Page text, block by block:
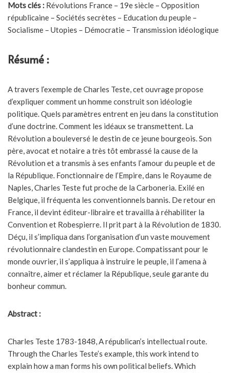
Mots clés : Révolutions France – 19e siècle – Opposition
républicaine – Sociétés secrètes – Education du peuple –
Socialisme – Utopies – Démocratie – Transmission idéologique
Résumé :
A travers l’exemple de Charles Teste, cet ouvrage propose
d’expliquer comment un homme construit son idéologie
politique. Quels paramètres entrent en jeu dans la constitution
d’une doctrine. Comment les idéaux se transmettent. La
Révolution a bouleversé le destin de ce jeune bourgeois. Son
père, avocat et notaire a très tôt embrassé la cause de la
Révolution et a transmis à ses enfants l’amour du peuple et de
la République. Fonctionnaire de l’Empire, dans le Royaume de
Naples, Charles Teste fut proche de la Carboneria. Exilé en
Belgique, il fréquenta les conventionnels bannis. De retour en
France, il devint éditeur-libraire et travailla à réhabiliter la
Convention et Robespierre. Il prit part à la Révolution de 1830.
Déçu, il s’impliqua dans l’organisation d’un vaste mouvement
révolutionnaire clandestin en Europe. Compatissant pour le
monde ouvrier, il s’appliqua à instruire le peuple, il l’amena à
connaître, aimer et réclamer la République, seule garante du
bonheur commun.
Abstract :
Charles Teste 1783-1848, A républican’s intellectual route.
Through the Charles Teste’s example, this work intend to
explain how a man forms his own political beliefs. Which